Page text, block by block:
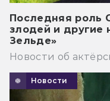
Последняя роль
злодей и другие
Зельде»
Новости об
Новости